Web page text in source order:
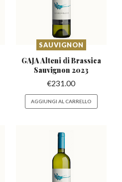
SAUVIGNON
GAJA Alteni di Brassica
Sauvignon 2023
€231.00
AGGIUNGI AL CARRELLO